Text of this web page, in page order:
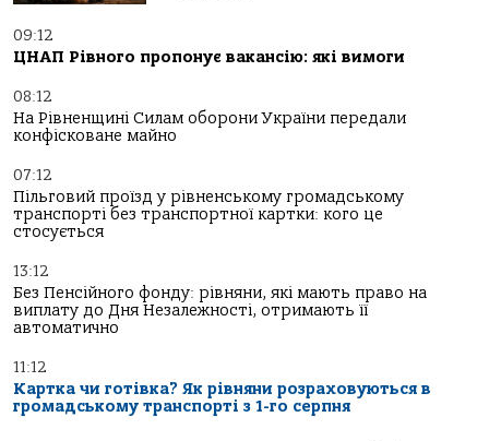
09:12
ЦНАП Рівного пропонує вакансію: які вимоги
08:12
На Рівненщині Силам оборони України передали
конфісковане майно
07:12
Пільговий проїзд у рівненському громадському
транспорті без транспортної картки: кого це
стосується
13:12
Без Пенсійного фонду: рівняни, які мають право на
виплату до Дня Незалежності, отримають її
автоматично
11:12
Картка чи готівка? Як рівняни розраховуються в
громадському транспорті з 1-го серпня